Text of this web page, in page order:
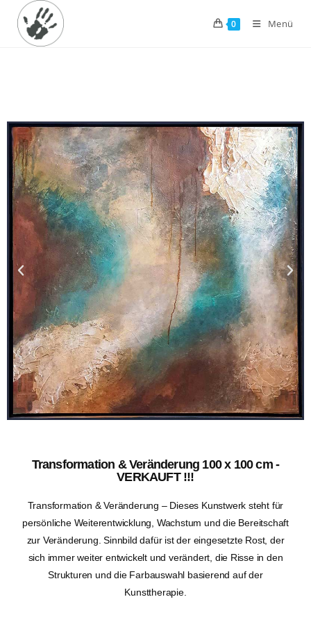
0 Menü
Transformation & Veränderung 100 x 100 cm -
VERKAUFT !!!
Transformation & Veränderung – Dieses Kunstwerk steht für
persönliche Weiterentwicklung, Wachstum und die Bereitschaft
zur Veränderung. Sinnbild dafür ist der eingesetzte Rost, der
sich immer weiter entwickelt und verändert, die Risse in den
Strukturen und die Farbauswahl basierend auf der
Kunsttherapie.